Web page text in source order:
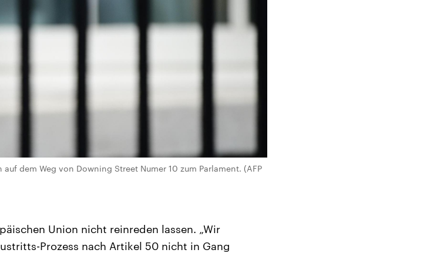
dem Weg von Downing Street Numer 10 zum Parlament. (AFP
Union nicht reinreden lassen. „Wir
Prozess nach Artikel 50 nicht in Gang